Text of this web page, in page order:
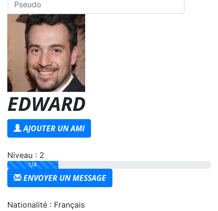
EDWARD
AJOUTER UN AMI
Niveau : 2
1/4
ENVOYER UN MESSAGE
Nationalité : Français